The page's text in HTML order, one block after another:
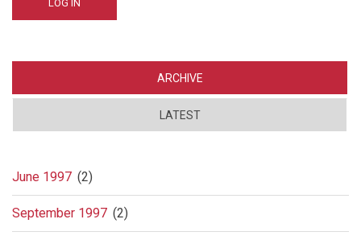
ARCHIVE
LATEST
June 1997 (2)
September 1997 (2)